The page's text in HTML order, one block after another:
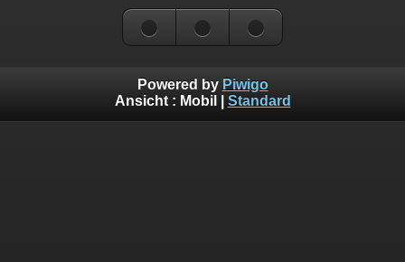
Powered by Piwigo
Ansicht : Mobil Standard